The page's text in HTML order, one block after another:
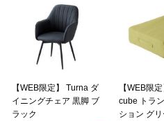
【WEB限定】 Turna ダ
イニングチェア 黒脚 ブ
ラック
【WEB限
cube トラ
ション グ